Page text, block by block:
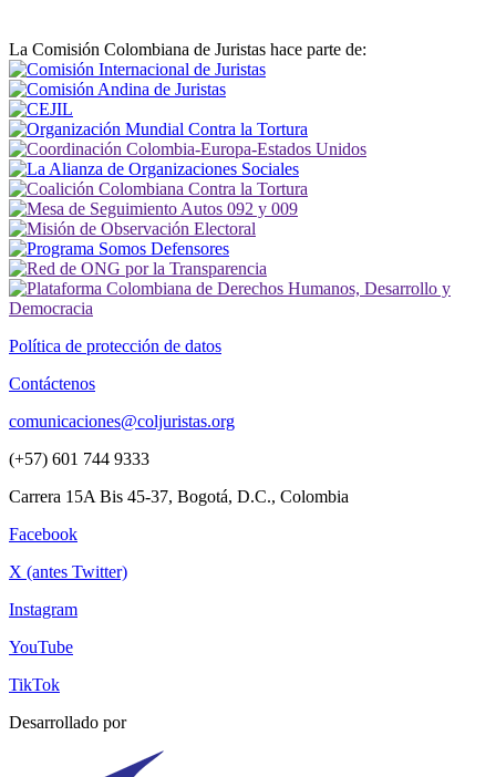
La Comisión Colombiana de Juristas hace parte de:
Política de protección de datos
Contáctenos
comunicaciones@coljuristas.org
(+57) 601 744 9333
Carrera 15A Bis 45-37, Bogotá, D.C., Colombia
Facebook
X (antes Twitter)
Instagram
YouTube
TikTok
Desarrollado por